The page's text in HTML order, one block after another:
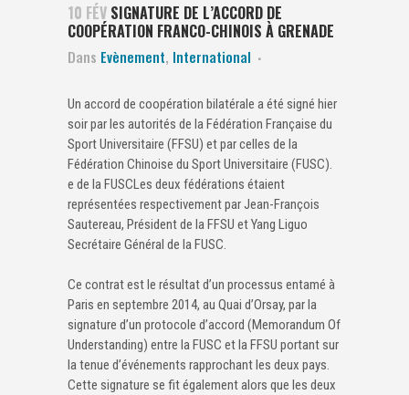
10 FÉV SIGNATURE DE L’ACCORD DE
COOPÉRATION FRANCO-CHINOIS À GRENADE
Dans Evènement, International
Un accord de coopération bilatérale a été signé hier
soir par les autorités de la Fédération Française du
Sport Universitaire (FFSU) et par celles de la
Fédération Chinoise du Sport Universitaire (FUSC).
e de la FUSCLes deux fédérations étaient
représentées respectivement par Jean-François
Sautereau, Président de la FFSU et Yang Liguo
Secrétaire Général de la FUSC.
Ce contrat est le résultat d’un processus entamé à
Paris en septembre 2014, au Quai d’Orsay, par la
signature d’un protocole d’accord (Memorandum Of
Understanding) entre la FUSC et la FFSU portant sur
la tenue d’événements rapprochant les deux pays.
Cette signature se fit également alors que les deux